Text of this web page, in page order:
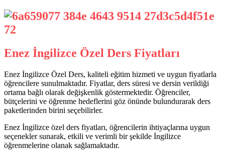
Enez İngilizce Özel Ders Fiyatları
Enez İngilizce Özel Ders, kaliteli eğitim hizmeti ve uygun fiyatlarla
öğrencilere sunulmaktadır. Fiyatlar, ders süresi ve dersin verildiği
ortama bağlı olarak değişkenlik göstermektedir. Öğrenciler,
bütçelerini ve öğrenme hedeflerini göz önünde bulundurarak ders
paketlerinden birini seçebilirler.
Enez İngilizce özel ders fiyatları, öğrencilerin ihtiyaçlarına uygun
seçenekler sunarak, etkili ve verimli bir şekilde İngilizce
öğrenmelerine olanak sağlamaktadır.